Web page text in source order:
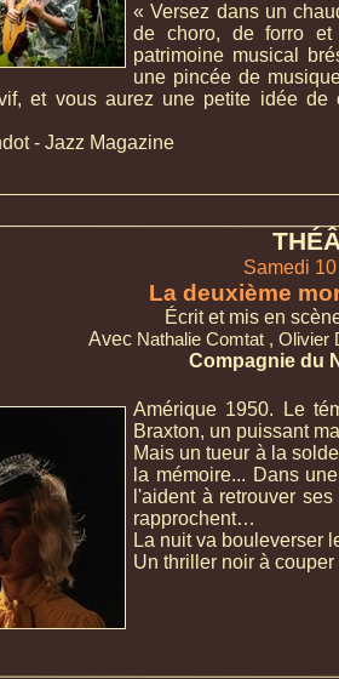
« Versez dans un
de choro, de forro et
patrimoine musical
une pincée de
et vous aurez une petite idée de
- Jazz Magazine
Samedi
La deuxième
Écrit et mis en
Avec Nathalie Comtat , Olivier
Compagnie du
Amérique 1950. Le
Braxton, un puissant
Mais un tueur à la
la mémoire... Dans
l'aident à retrouver
rapprochent…
La nuit va bouleverser
Un thriller noir à